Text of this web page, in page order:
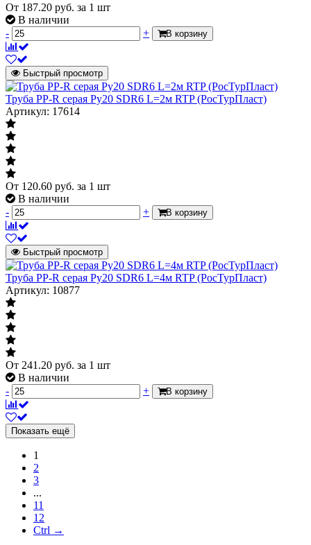
От 187.20 руб. за 1 шт
В наличии
-
+ В корзину
Быстрый просмотр
Труба PP-R серая Ру20 SDR6 L=2м RTP (РосТурПласт)
Артикул: 17614
От 120.60 руб. за 1 шт
В наличии
-
+ В корзину
Быстрый просмотр
Труба PP-R серая Ру20 SDR6 L=4м RTP (РосТурПласт)
Артикул: 10877
От 241.20 руб. за 1 шт
В наличии
-
+ В корзину
Показать ещё
1
2
3
...
11
12
Ctrl →